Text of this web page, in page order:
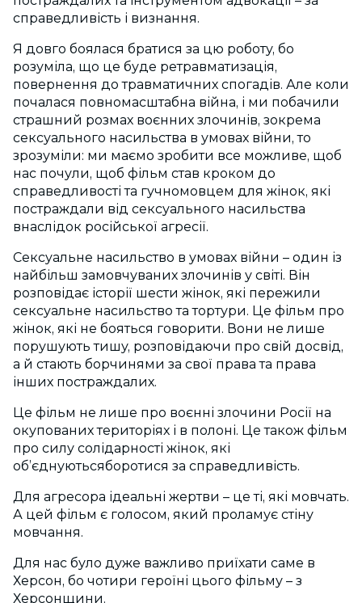
справедливість і визнання.
Я довго боялася братися за цю роботу, бо
розуміла, що це буде ретравматизація,
повернення до травматичних спогадів. Але коли
почалася повномасштабна війна, і ми побачили
страшний розмах воєнних злочинів, зокрема
сексуального насильства в умовах війни, то
зрозуміли: ми маємо зробити все можливе, щоб
нас почули, щоб фільм став кроком до
справедливості та гучномовцем для жінок, які
постраждали від сексуального насильства
внаслідок російської агресії.
Сексуальне насильство в умовах війни – один із
найбільш замовчуваних злочинів у світі. Він
розповідає історії шести жінок, які пережили
сексуальне насильство та тортури. Це фільм про
жінок, які не бояться говорити. Вони не лише
порушують тишу, розповідаючи про свій досвід,
а й стають борчинями за свої права та права
інших постраждалих.
Це фільм не лише про воєнні злочини Росії на
окупованих територіях і в полоні. Це також фільм
про силу солідарності жінок, які
об’єднуютьсяборотися за справедливість.
Для агресора ідеальні жертви – це ті, які мовчать.
А цей фільм є голосом, який проламує стіну
мовчання.
Для нас було дуже важливо приїхати саме в
Херсон, бо чотири героїні цього фільму – з
Херсонщини.